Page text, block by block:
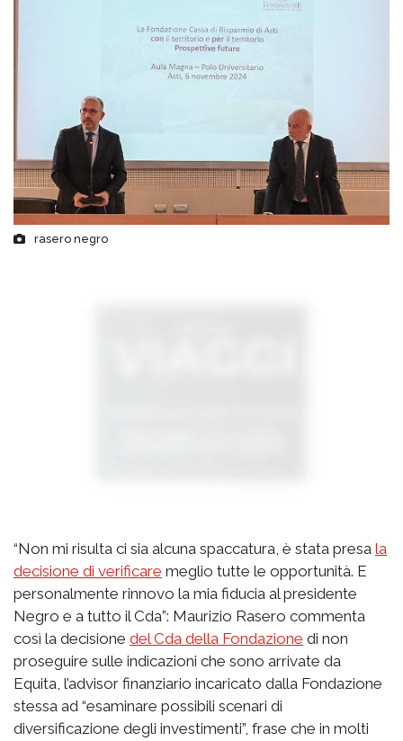
rasero negro
“Non mi risulta ci sia alcuna spaccatura, è stata presa la
decisione di verificare meglio tutte le opportunità. E
personalmente rinnovo la mia fiducia al presidente
Negro e a tutto il Cda”: Maurizio Rasero commenta
così la decisione del Cda della Fondazione di non
proseguire sulle indicazioni che sono arrivate da
Equita, l’advisor finanziario incaricato dalla Fondazione
stessa ad “esaminare possibili scenari di
diversificazione degli investimenti”, frase che in molti